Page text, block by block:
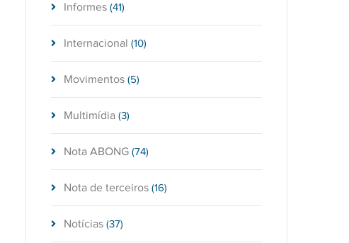
Informes (41)
Internacional (10)
Movimentos (5)
Multimídia (3)
Nota ABONG (74)
Nota de terceiros (16)
Notícias (37)